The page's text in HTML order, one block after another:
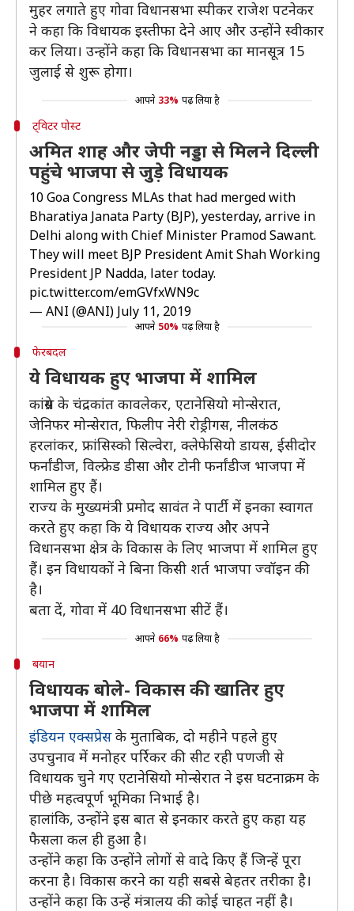
मुहर लगाते हुए गोवा विधानसभा स्पीकर राजेश पटनेकर
ने कहा कि विधायक इस्तीफा देने आए और उन्होंने स्वीकार
कर लिया। उन्होंने कहा कि विधानसभा का मानसूत्र 15
जुलाई से शुरू होगा।
आपने 33% पढ़ लिया है
ट्विटर पोस्ट
अमित शाह और जेपी नड्डा से मिलने दिल्ली
पहुंचे भाजपा से जुड़े विधायक
10 Goa Congress MLAs that had merged with
Bharatiya Janata Party (BJP), yesterday, arrive in
Delhi along with Chief Minister Pramod Sawant.
They will meet BJP President Amit Shah Working
President JP Nadda, later today.
pic.twitter.com/emGVfxWN9c
— ANI (@ANI) July 11, 2019
आपने 50% पढ़ लिया है
फेरबदल
ये विधायक हुए भाजपा में शामिल
कांग्रेस के चंद्रकांत कावलेकर, एटानेसियो मोन्सेरात,
जेनिफर मोन्सेरात, फिलीप नेरी रोड्रीगस, नीलकंठ
हरलांकर, फ्रांसिस्को सिल्वेरा, क्लेफेसियो डायस, ईसीदोर
फर्नांडीज, विल्फ्रेड डीसा और टोनी फर्नांडीज भाजपा में
शामिल हुए हैं।
राज्य के मुख्यमंत्री प्रमोद सावंत ने पार्टी में इनका स्वागत
करते हुए कहा कि ये विधायक राज्य और अपने
विधानसभा क्षेत्र के विकास के लिए भाजपा में शामिल हुए
हैं। इन विधायकों ने बिना किसी शर्त भाजपा ज्वॉइन की
है।
बता दें, गोवा में 40 विधानसभा सीटें हैं।
आपने 66% पढ़ लिया है
बयान
विधायक बोले- विकास की खातिर हुए
भाजपा में शामिल
इंडियन एक्सप्रेसके मुताबिक, दो महीने पहले हुए
उपचुनाव में मनोहर पर्रिकर की सीट रही पणजी से
विधायक चुने गए एटानेसियो मोन्सेरात ने इस घटनाक्रम के
पीछे महत्वपूर्ण भूमिका निभाई है।
हालांकि, उन्होंने इस बात से इनकार करते हुए कहा यह
फैसला कल ही हुआ है।
उन्होंने कहा कि उन्होंने लोगों से वादे किए हैं जिन्हें पूरा
करना है। विकास करने का यही सबसे बेहतर तरीका है।
उन्होंने कहा कि उन्हें मंत्रालय की कोई चाहत नहीं है।